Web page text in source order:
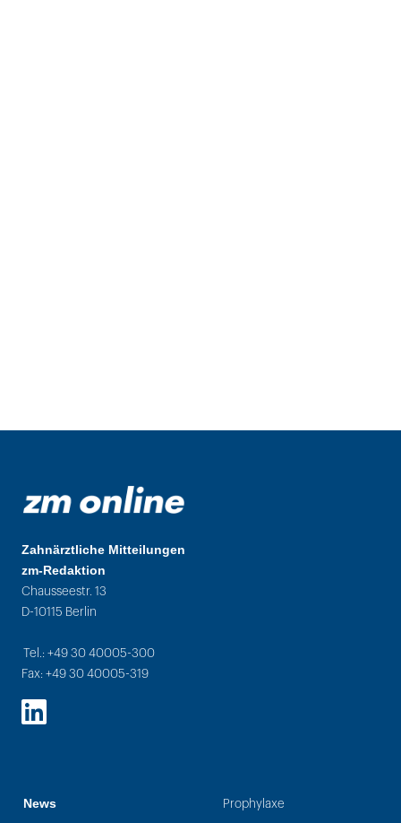
Zahnärztliche Mitteilungen
zm-Redaktion
Chausseestr. 13
D-10115 Berlin
Tel.: +49 30 40005-300
Fax: +49 30 40005-319
LinkedIn
News Prophylaxe